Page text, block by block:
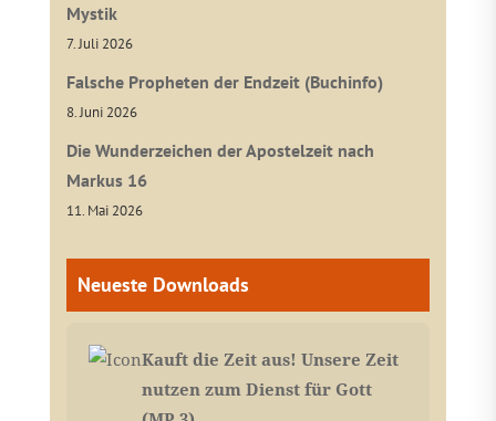
Mystik
7. Juli 2026
Falsche Propheten der Endzeit (Buchinfo)
8. Juni 2026
Die Wunderzeichen der Apostelzeit nach
Markus 16
11. Mai 2026
Neueste Downloads
Kauft die Zeit aus! Unsere Zeit
nutzen zum Dienst für Gott